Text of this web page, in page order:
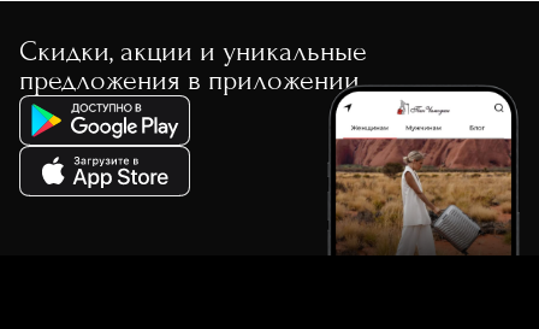
Скидки, акции и уникальные
предложения в приложении